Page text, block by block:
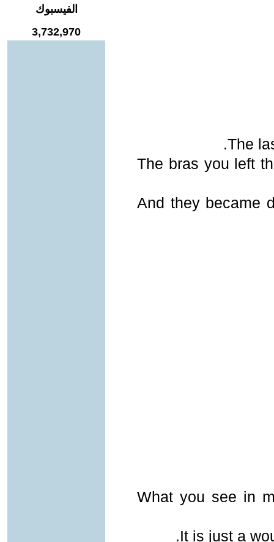
The
The bras you left
And they became
What you see in
It is just a
الفيسبوك
3,732,970